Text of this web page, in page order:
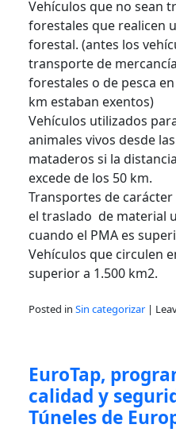
Vehículos que no sean
forestales que realicen
forestal. (antes los
transporte de
forestales o de pesca
km estaban exentos)
Vehículos utilizados
animales vivos desde
mataderos si la
excede de los 50 km.
Transportes de
el traslado de material
cuando el PMA es
Vehículos que circulen
superior a 1.500 km2.
Posted in Sin categorizar |
EuroTap,
calidad y
Túneles de